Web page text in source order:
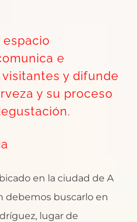
espacio
e
y difunde
y su proceso
en la ciudad de A
debemos buscarlo en
lugar de